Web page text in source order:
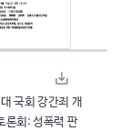
국회 강간죄 개
론회: 성폭력 판